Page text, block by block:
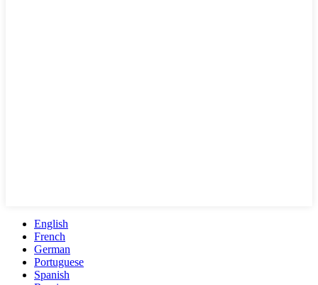
English
French
German
Portuguese
Spanish